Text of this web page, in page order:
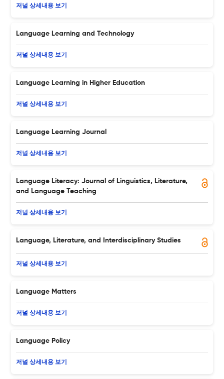
저널 상세내용 보기
Language Learning and Technology
저널 상세내용 보기
Language Learning in Higher Education
저널 상세내용 보기
Language Learning Journal
저널 상세내용 보기
Language Literacy: Journal of Linguistics, Literature,
and Language Teaching
저널 상세내용 보기
Language, Literature, and Interdisciplinary Studies
저널 상세내용 보기
Language Matters
저널 상세내용 보기
Language Policy
저널 상세내용 보기